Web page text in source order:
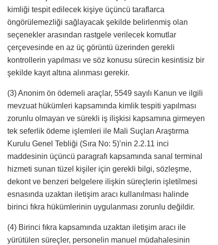
kimliği tespit edilecek kişiye üçüncü taraflarca
öngörülemezliği sağlayacak şekilde belirlenmiş olan
seçenekler arasından rastgele verilecek komutlar
çerçevesinde en az üç görüntü üzerinden gerekli
kontrollerin yapılması ve söz konusu sürecin kesintisiz bir
şekilde kayıt altına alınması gerekir.
(3) Anonim ön ödemeli araçlar, 5549 sayılı Kanun ve ilgili
mevzuat hükümleri kapsamında kimlik tespiti yapılması
zorunlu olmayan ve sürekli iş ilişkisi kapsamına girmeyen
tek seferlik ödeme işlemleri ile Mali Suçları Araştırma
Kurulu Genel Tebliği (Sıra No: 5)’nin 2.2.11 inci
maddesinin üçüncü paragrafı kapsamında sanal terminal
hizmeti sunan tüzel kişiler için gerekli bilgi, sözleşme,
dekont ve benzeri belgelere ilişkin süreçlerin işletilmesi
esnasında uzaktan iletişim aracı kullanılması halinde
birinci fıkra hükümlerinin uygulanması zorunlu değildir.
(4) Birinci fıkra kapsamında uzaktan iletişim aracı ile
yürütülen süreçler, personelin manuel müdahalesinin